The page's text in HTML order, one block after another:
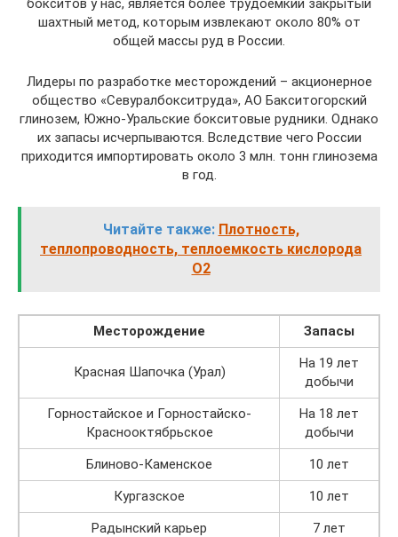
бокситов у нас, является более трудоемкий закрытый
шахтный метод, которым извлекают около 80% от
общей массы руд в России.
Лидеры по разработке месторождений – акционерное
общество «Севуралбокситруда», АО Бакситогорский
глинозем, Южно-Уральские бокситовые рудники. Однако
их запасы исчерпываются. Вследствие чего России
приходится импортировать около 3 млн. тонн глинозема
в год.
Читайте также: Плотность,
теплопроводность, теплоемкость кислорода
O2
Месторождение Запасы
Красная Шапочка (Урал)
На 19 лет
добычи
Горностайское и Горностайско-
Краснооктябрьское
На 18 лет
добычи
Блиново-Каменское
10 лет
Кургазское
10 лет
Радынский карьер
7 лет